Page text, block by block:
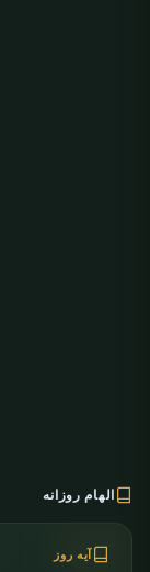
الهام روزانه
آیه روز